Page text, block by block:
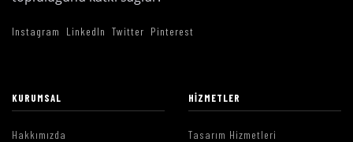
Instagram LinkedIn Twitter Pinterest
KURUMSAL
Hakkımızda
HIZMETLER
Tasarım Hizmetleri